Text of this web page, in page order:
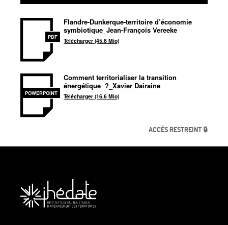
PDF
Flandre-Dunkerque-territoire d’économie
symbiotique_Jean-François Vereeke
Télécharger (45.8 Mio)
POWERPOINT
Comment territorialiser la transition
énergétique ?_Xavier Dairaine
Télécharger (16.6 Mio)
ACCÈS RESTREINT 🔒